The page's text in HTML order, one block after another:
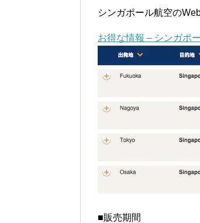
シンガポール航空の
お得な情報 – シンガポ
■販売期間